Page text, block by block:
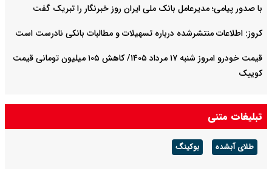
با صدور پیامی؛ مدیرعامل بانک ملی ایران روز خبرنگار را تبریک گفت
کروز: اطلاعات منتشرشده درباره تسهیلات و مطالبات بانکی نادرست است
قیمت خودرو امروز شنبه ۱۷ مرداد ۱۴۰۵/ کاهش ۱۰۵ میلیون تومانی قیمت
کوییک
تبلیغات متنی
طلای آبشده بوکینگ